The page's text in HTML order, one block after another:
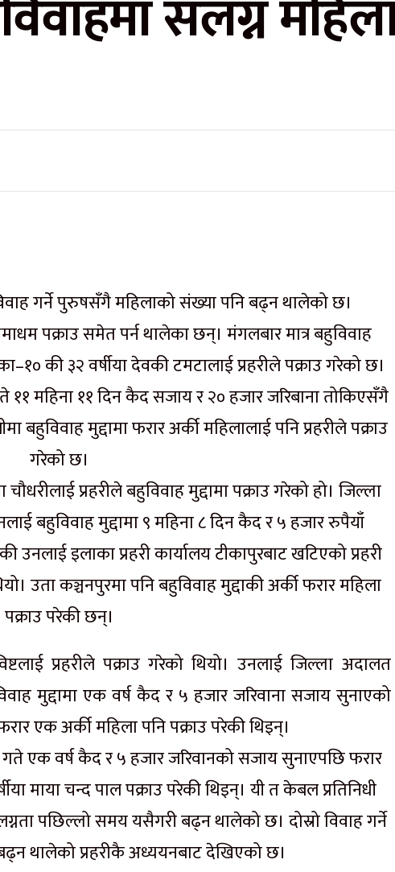
संलग्न
गर्ने पुरुषसँगै महिलाको संख्या पनि बढ्न थालेको छ।
पक्राउ समेत पर्न थालेका छन्। मंगलबार मात्र बहुविवाह
की ३२ वर्षीया देवकी टमटालाई प्रहरीले पक्राउ गरेको छ।
महिना ११ दिन कैद सजाय र २० हजार जरिबाना तोकिएसँगै
मुद्दामा फरार अर्की महिलालाई पनि प्रहरीले पक्राउ
गरेको छ।
प्रहरीले बहुविवाह मुद्दामा पक्राउ गरेको हो। जिल्ला
बहुविवाह मुद्दामा ९ महिना ८ दिन कैद र ५ हजार रुपैयाँ
उनलाई इलाका प्रहरी कार्यालय टीकापुरबाट खटिएको प्रहरी
उता कञ्चनपुरमा पनि बहुविवाह मुद्दाकी अर्की फरार महिला
पक्राउ परेकी छन्।
प्रहरीले पक्राउ गरेको थियो। उनलाई जिल्ला अदालत
मुद्दामा एक वर्ष कैद र ५ हजार जरिवाना सजाय सुनाएको
एक अर्की महिला पनि पक्राउ परेकी थिइन्।
एक वर्ष कैद र ५ हजार जरिवानको सजाय सुनाएपछि फरार
माया चन्द पाल पक्राउ परेकी थिइन्। यी त केबल प्रतिनिधी
पछिल्लो समय यसैगरी बढ्न थालेको छ। दोस्रो विवाह गर्ने
थालेको प्रहरीकै अध्ययनबाट देखिएको छ।